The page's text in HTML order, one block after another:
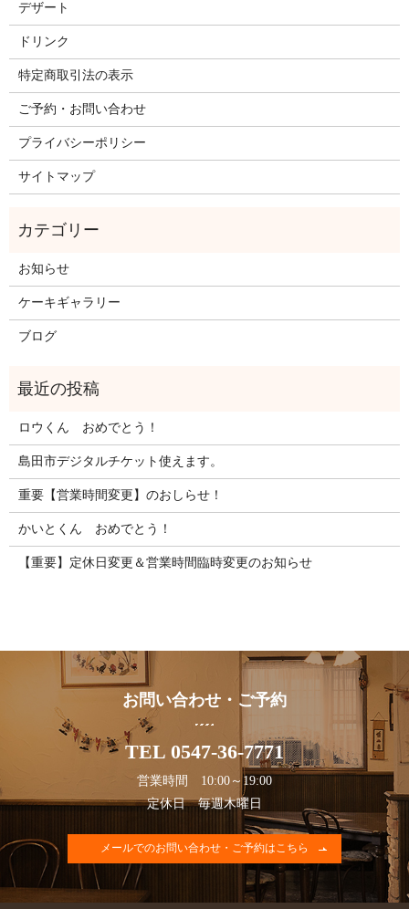
デザート
ドリンク
特定商取引法の表示
ご予約・お問い合わせ
プライバシーポリシー
サイトマップ
お知らせ
ケーキギャラリー
ブログ
ロウくん おめでとう！
島田市デジタルチケット使えます。
重要【営業時間変更】のおしらせ！
かいとくん おめでとう！
【重要】定休日変更＆営業時間臨時変更のお知らせ
お問い合わせ・ご予約
TEL 0547-36-7771
営業時間 10:00～19:00
定休日 毎週木曜日
メールでのお問い合わせ・ご予約はこちら